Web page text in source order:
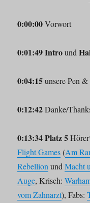
0:00:00Vorwort
0:01:49 Intround
0:04:15unsere Pen
0:12:42Danke/
0:13:34 Platz 5
Flight Games(Am
Rebellion undMacht
Auge, Krisch:
vom Zahnarzt), Fabs: